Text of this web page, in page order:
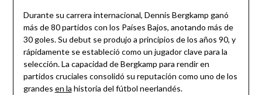
Durante su carrera internacional, Dennis Bergkamp ganó
más de 80 partidos con los Países Bajos, anotando más de
30 goles. Su debut se produjo a principios de los años 90, y
rápidamente se estableció como un jugador clave para la
selección. La capacidad de Bergkamp para rendir en
partidos cruciales consolidó su reputación como uno de los
grandes en la historia del fútbol neerlandés.